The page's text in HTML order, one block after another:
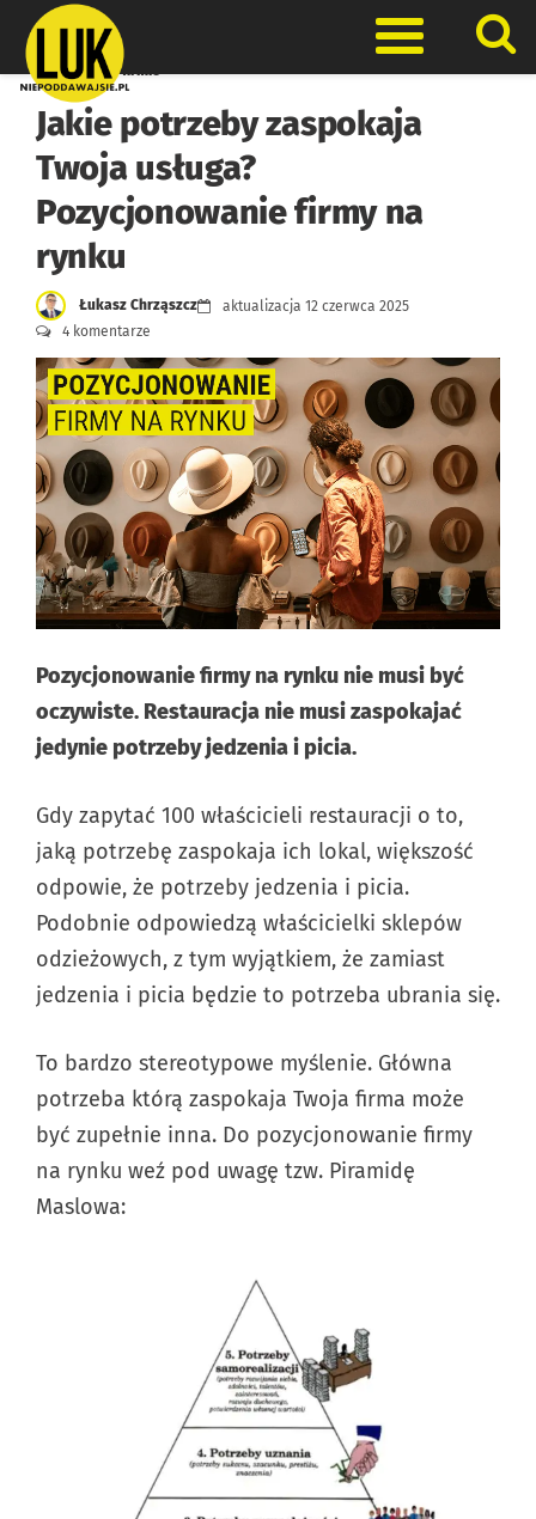
content
Otwórz
Marketing w firmie
Jakie potrzeby zaspokaja
Twoja usługa?
Pozycjonowanie firmy na
rynku
aktualizacja 12 czerwca 2025
Łukasz Chrząszcz
4 komentarze
Pozycjonowanie firmy na rynku nie musi być
oczywiste. Restauracja nie musi zaspokajać
jedynie potrzeby jedzenia i picia.
Gdy zapytać 100 właścicieli restauracji o to,
jaką potrzebę zaspokaja ich lokal, większość
odpowie, że potrzeby jedzenia i picia.
Podobnie odpowiedzą właścicielki sklepów
odzieżowych, z tym wyjątkiem, że zamiast
jedzenia i picia będzie to potrzeba ubrania się.
To bardzo stereotypowe myślenie. Główna
potrzeba którą zaspokaja Twoja firma może
być zupełnie inna. Do pozycjonowanie firmy
na rynku weź pod uwagę tzw. Piramidę
Maslowa: